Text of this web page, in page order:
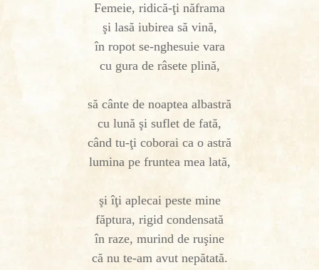
Femeie, ridică-ţi năframa
şi lasă iubirea să vină,
în ropot se-nghesuie vara
cu gura de râsete plină,
să cânte de noaptea albastră
cu lună şi suflet de fată,
când tu-ţi coborai ca o astră
lumina pe fruntea mea lată,
şi îţi aplecai peste mine
făptura, rigid condensată
în raze, murind de ruşine
că nu te-am avut nepătată.